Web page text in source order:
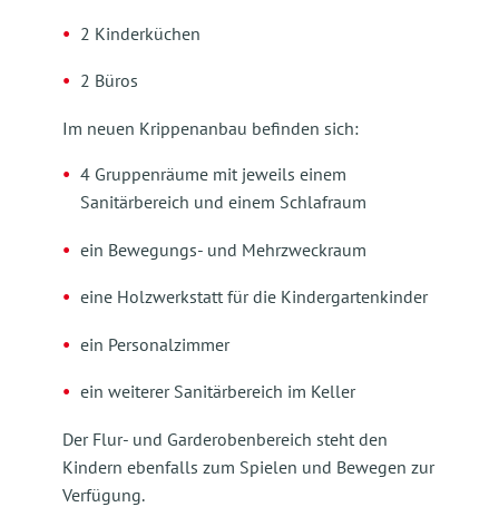
2 Kinderküchen
2 Büros
Im neuen Krippenanbau befinden sich:
4 Gruppenräume mit jeweils einem
Sanitärbereich und einem Schlafraum
ein Bewegungs- und Mehrzweckraum
eine Holzwerkstatt für die Kindergartenkinder
ein Personalzimmer
ein weiterer Sanitärbereich im Keller
Der Flur- und Garderobenbereich steht den
Kindern ebenfalls zum Spielen und Bewegen zur
Verfügung.